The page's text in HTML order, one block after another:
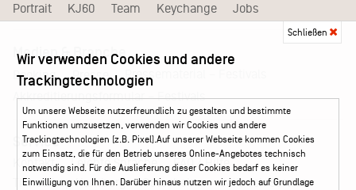
Portrait KJ60 Team Keychange Jobs
Medien & Branche
Booking Presse
Pressematerial – Festivals
Akkreditierungsformular – Festivals
Service
Kontakt Leichte Sprache
FAQ / Hilfe
Ticketshop Hamburg
Gutscheine
Callback-Service
Schließen
Wir verwenden Cookies und andere
Trackingtechnologien
Um unsere Webseite nutzerfreundlich zu gestalten und bestimmte
Funktionen umzusetzen, verwenden wir Cookies und andere
Trackingtechnologien (z.B. Pixel).Auf unserer Webseite kommen Cookies
zum Einsatz, die für den Betrieb unseres Online-Angebotes technisch
notwendig sind. Für die Auslieferung dieser Cookies bedarf es keiner
Einwilligung von Ihnen. Darüber hinaus nutzen wir jedoch auf Grundlage